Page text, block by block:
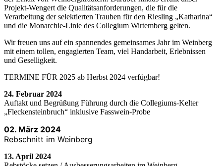
Projekt-Wengert die Qualitätsanforderungen, die für die
Verarbeitung der selektierten Trauben für den Riesling „Katharina“
und die Monarchie-Linie des Collegium Wirtemberg gelten.
Wir freuen uns auf ein spannendes gemeinsames Jahr im Weinberg
mit einem tollen, engagierten Team, viel Handarbeit, Erlebnissen
und Geselligkeit.
TERMINE FÜR 2025 ab Herbst 2024 verfügbar!
24. Februar 2024
Auftakt und Begrüßung Führung durch die Collegiums-Kelter
„Fleckensteinbruch“ inklusive Fasswein-Probe
02. März 2024
Rebschnitt im Weinberg
13. April 2024